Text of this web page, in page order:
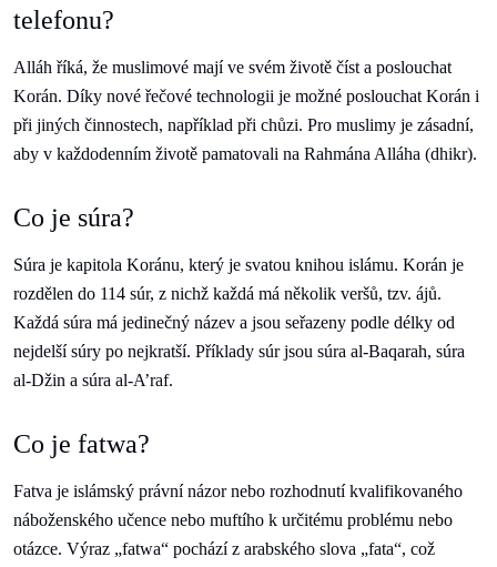
telefonu?
Alláh říká, že muslimové mají ve svém životě číst a poslouchat
Korán. Díky nové řečové technologii je možné poslouchat Korán i
při jiných činnostech, například při chůzi. Pro muslimy je zásadní,
aby v každodenním životě pamatovali na Rahmána Alláha (dhikr).
Co je súra?
Súra je kapitola Koránu, který je svatou knihou islámu. Korán je
rozdělen do 114 súr, z nichž každá má několik veršů, tzv. ájů.
Každá súra má jedinečný název a jsou seřazeny podle délky od
nejdelší súry po nejkratší. Příklady súr jsou súra al-Baqarah, súra
al-Džin a súra al-A’raf.
Co je fatwa?
Fatva je islámský právní názor nebo rozhodnutí kvalifikovaného
náboženského učence nebo muftího k určitému problému nebo
otázce. Výraz „fatwa“ pochází z arabského slova „fata“, což